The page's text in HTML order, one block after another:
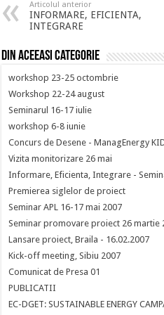
Articolul anterior
INFORMARE, EFICIENTA,
INTEGRARE
Din aceeasi categorie
workshop 23-25 octombrie
Workshop 22-24 august
Seminarul 16-17 iulie
workshop 6-8 iunie
Concurs de Desene - ManagEnergy
Vizita monitorizare 26 mai
Informare, Eficienta, Integrare -
Premierea siglelor de proiect
Seminar APL 16-17 mai 2007
Seminar promovare proiect 26 martie
Lansare proiect, Braila - 16.02.2007
Kick-off meeting, Sibiu 2007
Comunicat de Presa 01
PUBLICATII
EC-DGET: SUSTAINABLE ENERGY